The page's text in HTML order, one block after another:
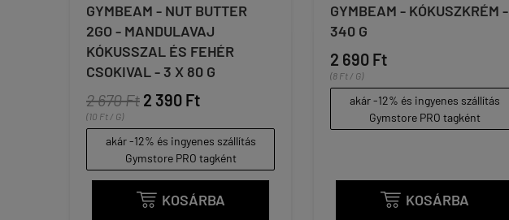
GYMBEAM - NUT BUTTER
2GO - MANDULAVAJ
KÓKUSSZAL ÉS FEHÉR
CSOKIVAL - 3 X 80 G
2 670 Ft 2 390 Ft
(10 Ft / G)
akár -12% és ingyenes szállítás
Gymstore PRO tagként
 KOSÁRBA
GYMBEAM - KÓKUSZKRÉM -
340 G
2 690 Ft
(8 Ft / G)
akár -12% és ingyenes szállítás
Gymstore PRO tagként
 KOSÁRBA